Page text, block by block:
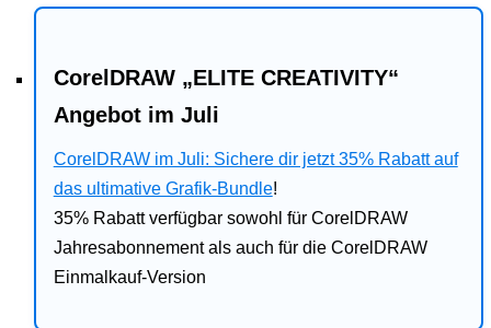
CorelDRAW „ELITE CREATIVITY“
Angebot im Juli
CorelDRAW im Juli: Sichere dir jetzt 35% Rabatt auf
das ultimative Grafik-Bundle!
35% Rabatt verfügbar sowohl für CorelDRAW
Jahresabonnement als auch für die CorelDRAW
Einmalkauf-Version